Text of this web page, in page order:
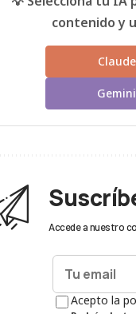
contenido y
Claude
Gemini
Accede a nuestro
Acepto la